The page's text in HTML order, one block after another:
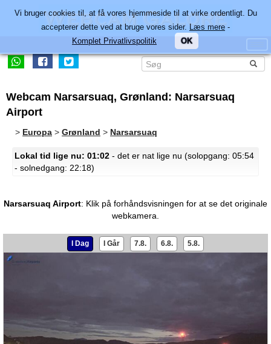
Webcam Narsarsuaq, Grønland: Narsarsuaq
Airport
> Europa > Grønland > Narsarsuaq
Lokal tid lige nu: 01:02 - det er nat lige nu (solopgang: 05:54
- solnedgang: 22:18)
Narsarsuaq Airport: Klik på forhåndsvisningen for at se det originale
webkamera.
I Dag I Går 7.8. 6.8. 5.8.
Vi bruger cookies til, at få vores hjemmeside til at virke ordentligt. Du
accepterer dette ved at bruge vores sider. Læs mere -
Komplet Privatlivspolitik
OK